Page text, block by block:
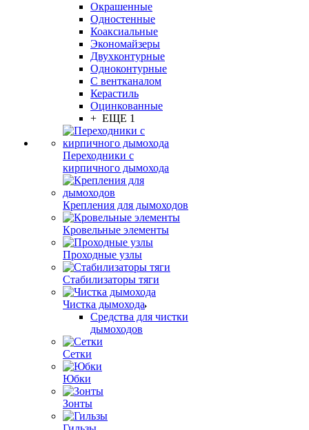
Окрашенные
Одностенные
Коаксиальные
Экономайзеры
Двухконтурные
Одноконтурные
С вентканалом
Керастиль
Оцинкованные
+ ЕЩЕ 1
Переходники с
кирпичного дымохода
Крепления для дымоходов
Кровельные элементы
Проходные узлы
Стабилизаторы тяги
Чистка дымохода
Средства для чистки
дымоходов
Сетки
Юбки
Зонты